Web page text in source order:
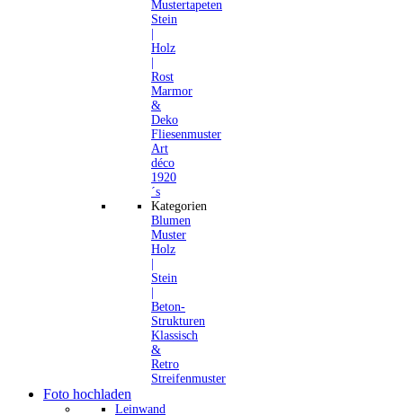
Mustertapeten
Stein
Holz
Rost
Marmor
&
Deko
Fliesenmuster
Art
déco
1920
´s
Kategorien
Blumen
Muster
Holz
Stein
Beton-
Strukturen
Klassisch
&
Retro
Streifenmuster
Foto hochladen
Leinwand